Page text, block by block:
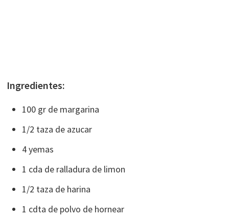
Ingredientes:
100 gr de margarina
1/2 taza de azucar
4 yemas
1 cda de ralladura de limon
1/2 taza de harina
1 cdta de polvo de hornear